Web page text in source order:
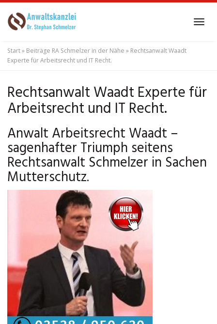
to
content
Start» Beiträge RA Schmelzer in der Nähe » Rechtsanwalt Waadt
Experte für Arbeitsrecht und IT Recht.
Rechtsanwalt Waadt Experte für
Arbeitsrecht und IT Recht.
Anwalt Arbeitsrecht Waadt –
sagenhafter Triumph seitens
Rechtsanwalt Schmelzer in Sachen
Mutterschutz.